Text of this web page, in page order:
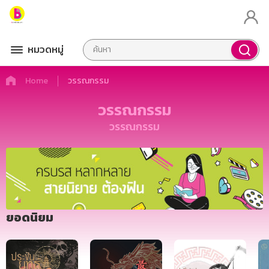
หมวดหมู่
Home วรรณกรรม
วรรณกรรม
วรรณกรรม
ยอดนิยม